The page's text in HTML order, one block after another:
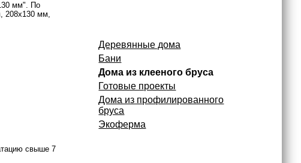
мм". По
208х130 мм,
свыше 7
Деревянные дома
Бани
Дома из клееного бруса
Готовые проекты
Дома из профилированного
бруса
Экоферма